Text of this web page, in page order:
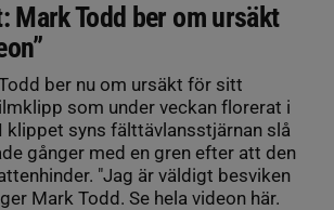
Mark Todd ber om ursäkt
ber nu om ursäkt för sitt
som under veckan florerat i
klippet syns fälttävlansstjärnan slå
gånger med en gren efter att den
"Jag är väldigt besviken
Mark Todd. Se hela videon här.